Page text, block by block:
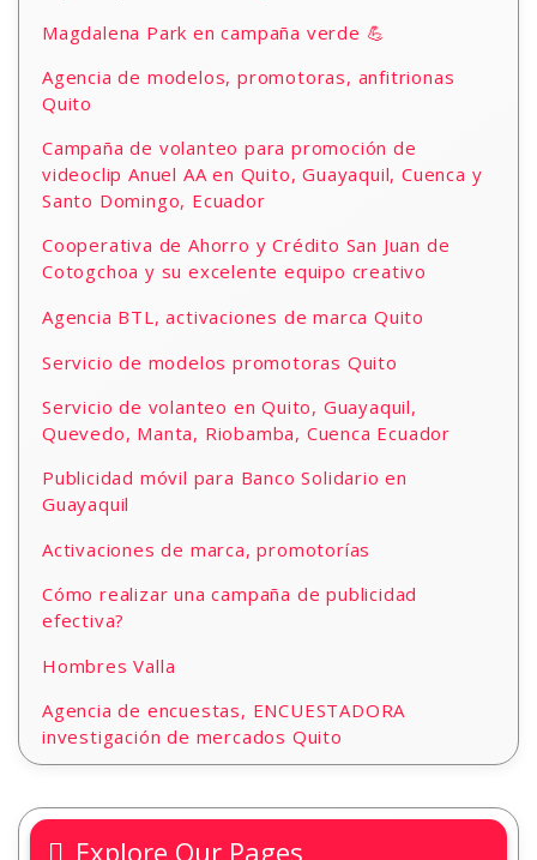
Magdalena Park en campaña verde 💪
Agencia de modelos, promotoras, anfitrionas
Quito
Campaña de volanteo para promoción de
videoclip Anuel AA en Quito, Guayaquil, Cuenca y
Santo Domingo, Ecuador
Cooperativa de Ahorro y Crédito San Juan de
Cotogchoa y su excelente equipo creativo
Agencia BTL, activaciones de marca Quito
Servicio de modelos promotoras Quito
Servicio de volanteo en Quito, Guayaquil,
Quevedo, Manta, Riobamba, Cuenca Ecuador
Publicidad móvil para Banco Solidario en
Guayaquil
Activaciones de marca, promotorías
Cómo realizar una campaña de publicidad
efectiva?
Hombres Valla
Agencia de encuestas, ENCUESTADORA
investigación de mercados Quito
Explore Our Pages